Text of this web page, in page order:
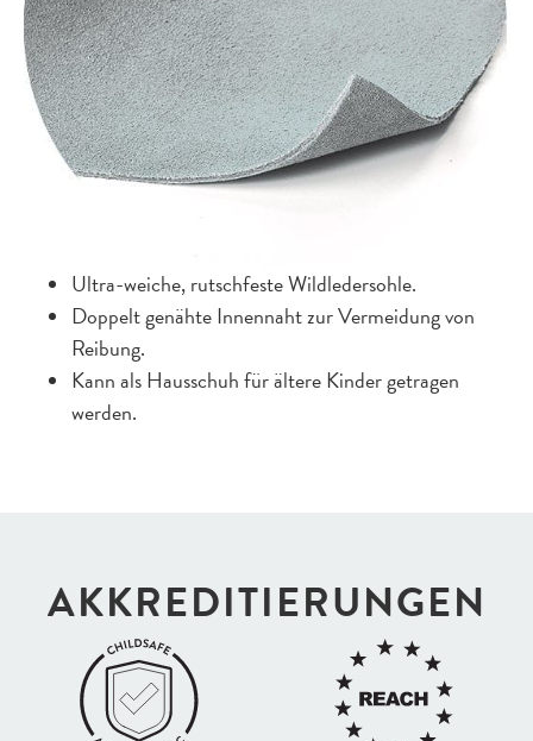
Ultra-weiche, rutschfeste Wildledersohle.
Doppelt genähte Innennaht zur Vermeidung von
Reibung.
Kann als Hausschuh für ältere Kinder getragen
werden.
AKKREDI­TIERUNGEN